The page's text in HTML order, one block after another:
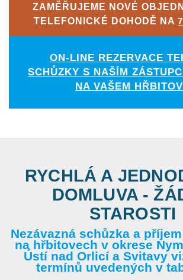
ZAMĚŘUJEME NOVÉ
TELEFONICKÉ DOHODĚ NA
ON-LINE REZERVACE
SCHŮZKY S NAŠÍM
NA VAŠEM
RYCHLÁ A
DOMLUVA -
STAROSTI
Nezávazná schůzka a
na hřbitovech v okrese
Ústí nad Orlicí a Svitavy
termínů uvedených v